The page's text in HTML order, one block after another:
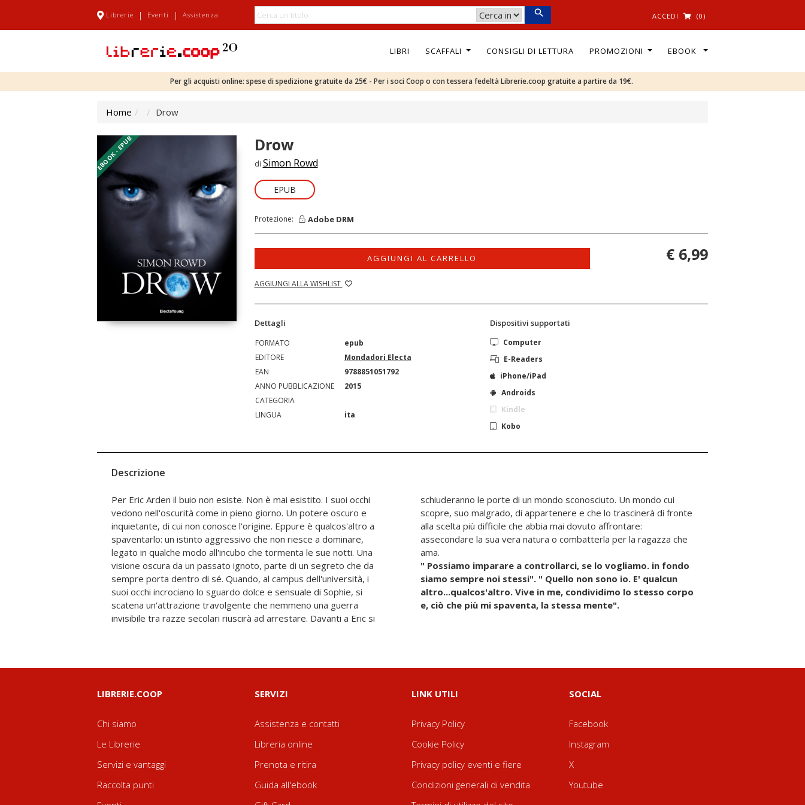
Librerie | Eventi | Assistenza ACCEDI (0)
LIBRI SCAFFALI CONSIGLI DI LETTURA PROMOZIONI EBOOK
Per gli acquisti online: spese di spedizione gratuite da 25€ - Per i soci Coop o con tessera fedeltà Librerie.coop gratuite a partire da 19€.
Home Drow
EBOOK - EPUB Drow
di Simon Rowd
EPUB
Protezione: Adobe DRM
AGGIUNGI AL CARRELLO
AGGIUNGI ALLA WISHLIST
€ 6,99
Dettagli
FORMATO
epub
EDITORE
Mondadori Electa
EAN
9788851051792
ANNO PUBBLICAZIONE
2015
CATEGORIA
LINGUA
ita
Dispositivi supportati
Computer
E-Readers
iPhone/iPad
Androids
Kindle
Kobo
Descrizione
Per Eric Arden il buio non esiste. Non è mai esistito. I suoi occhi
vedono nell'oscurità come in pieno giorno. Un potere oscuro e
inquietante, di cui non conosce l'origine. Eppure è qualcos'altro a
spaventarlo: un istinto aggressivo che non riesce a dominare,
legato in qualche modo all'incubo che tormenta le sue notti. Una
visione oscura da un passato ignoto, parte di un segreto che da
sempre porta dentro di sé. Quando, al campus dell'università, i
suoi occhi incrociano lo sguardo dolce e sensuale di Sophie, si
scatena un'attrazione travolgente che nemmeno una guerra
invisibile tra razze secolari riuscirà ad arrestare. Davanti a Eric si
schiuderanno le porte di un mondo sconosciuto. Un mondo cui
scopre, suo malgrado, di appartenere e che lo trascinerà di fronte
alla scelta più difficile che abbia mai dovuto affrontare:
assecondare la sua vera natura o combatterla per la ragazza che
ama.
" Possiamo imparare a controllarci, se lo vogliamo. in fondo
siamo sempre noi stessi". " Quello non sono io. E' qualcun
altro...qualcos'altro. Vive in me, condividimo lo stesso corpo
e, ciò che più mi spaventa, la stessa mente".
LIBRERIE.COOP
Chi siamo
Le Librerie
Servizi e vantaggi
Raccolta punti
SERVIZI
Assistenza e contatti
Libreria online
Prenota e ritira
Guida all'ebook
LINK UTILI
Privacy Policy
Cookie Policy
Privacy policy eventi e fiere
Condizioni generali di vendita
SOCIAL
Facebook
Instagram
X
Youtube